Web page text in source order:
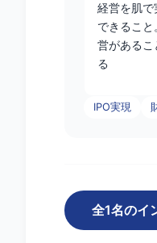
経営を肌
できるこ
営がある
る
IPO実現
全1名のイ